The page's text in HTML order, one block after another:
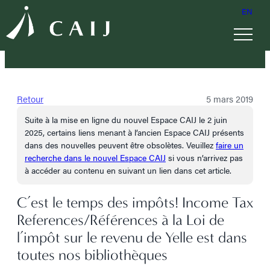
EN
Retour 5 mars 2019
Suite à la mise en ligne du nouvel Espace CAIJ le 2 juin
2025, certains liens menant à l’ancien Espace CAIJ présents
dans des nouvelles peuvent être obsolètes. Veuillez faire un
recherche dans le nouvel Espace CAIJ si vous n’arrivez pas
à accéder au contenu en suivant un lien dans cet article.
C’est le temps des impôts! Income Tax
References/Références à la Loi de
l’impôt sur le revenu de Yelle est dans
toutes nos bibliothèques